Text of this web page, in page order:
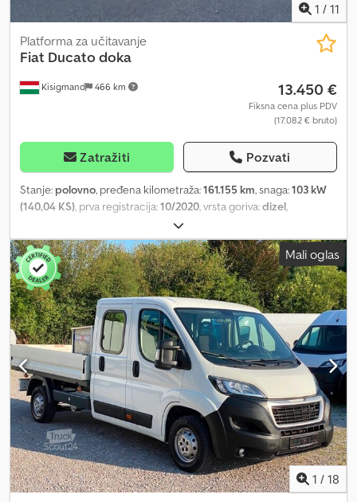
1 / 11
Kisigmand 466 km
Platforma za učitavanje
Fiat Ducato doka
13.450 €
Fiksna cena plus PDV
(17.082 € bruto)
Zatražiti Pozvati
Stanje: polovno, pređena kilometraža:161.155 km, snaga:103 kW
(140,04 KS), prva registracija:10/2020, vrsta goriva:dizel,
, gorivo:dizel
mehanički, broj stepeni prenosa:6, emisioni razred:Euro 6,
Godina proizvodnje:2020, = Dodatne opcije i oprema = Dcodsy S
Avropfx Aprek - Filter čestica = Dodatne informacije = Broj
cilindara: 4 Zapremina motora: 2.287 cm³ Prazna masa: 2.135 kg
Nosivost: 1.365 kg Dozvoljena ukupna masa: 3.500 kg Tip motora:
FPT redni Broj vlasnika: 1
Mali oglas
1 / 18